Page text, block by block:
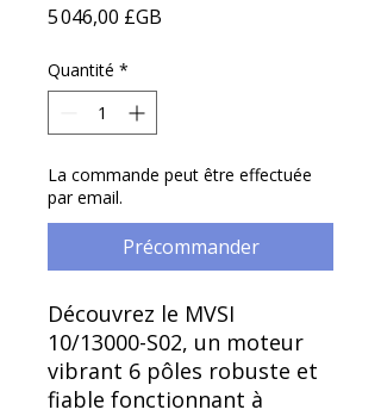
5 046,00 £GB
Quantité *
La commande peut être effectuée
par email.
Précommander
Découvrez le MVSI
10/13000-S02, un moteur
vibrant 6 pôles robuste et
fiable fonctionnant à